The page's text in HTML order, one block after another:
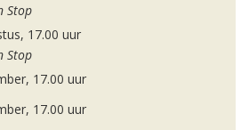
Stop
17.00 uur
Stop
17.00 uur
17.00 uur